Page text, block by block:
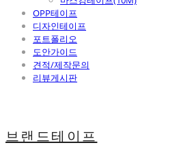
OPP테이프
디자인테이프
포트폴리오
도안가이드
견적/제작문의
리뷰게시판
브랜드테이프